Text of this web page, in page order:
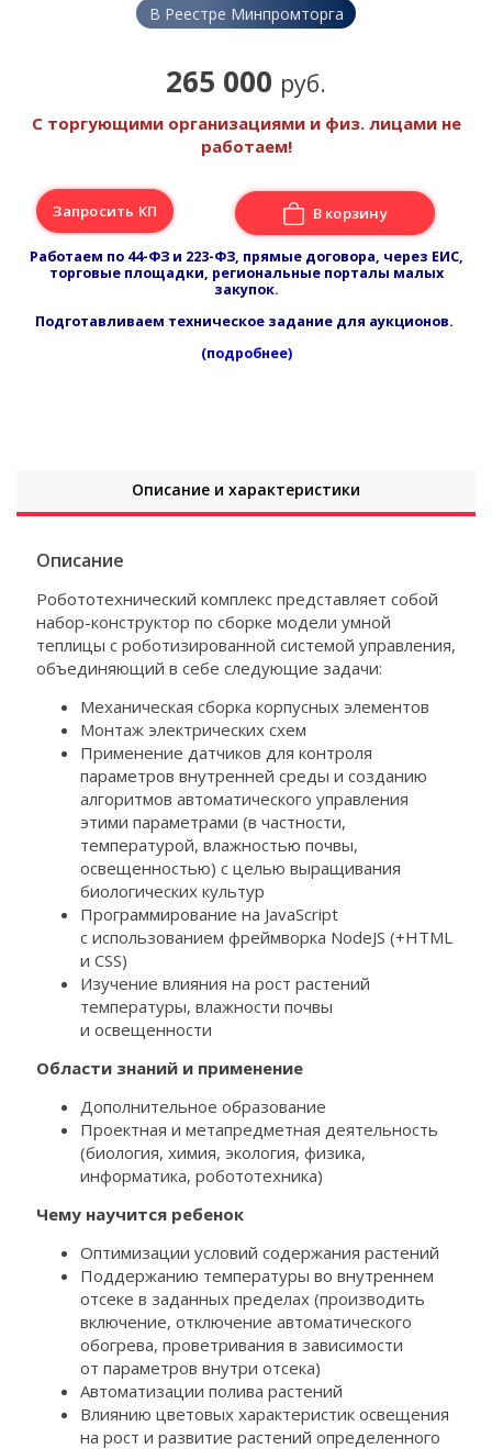
В Реестре Минпромторга
265 000 руб.
С торгующими организациями и физ. лицами не
работаем!
Запросить КП В корзину
Работаем по 44-ФЗ и 223-ФЗ, прямые договора, через ЕИС,
торговые площадки, региональные порталы малых
закупок.
Подготавливаем техническое задание для аукционов.
(подробнее)
Описание и характеристики
Описание
Робототехнический комплекс представляет собой
набор-конструктор по сборке модели умной
теплицы с роботизированной системой управления,
объединяющий в себе следующие задачи:
Механическая сборка корпусных элементов
Монтаж электрических схем
Применение датчиков для контроля
параметров внутренней среды и созданию
алгоритмов автоматического управления
этими параметрами (в частности,
температурой, влажностью почвы,
освещенностью) с целью выращивания
биологических культур
Программирование на JavaScript
с использованием фреймворка NodeJS (+HTML
и CSS)
Изучение влияния на рост растений
температуры, влажности почвы
и освещенности
Области знаний и применение
Дополнительное образование
Проектная и метапредметная деятельность
(биология, химия, экология, физика,
информатика, робототехника)
Чему научится ребенок
Оптимизации условий содержания растений
Поддержанию температуры во внутреннем
отсеке в заданных пределах (производить
включение, отключение автоматического
обогрева, проветривания в зависимости
от параметров внутри отсека)
Автоматизации полива растений
Влиянию цветовых характеристик освещения
на рост и развитие растений определенного